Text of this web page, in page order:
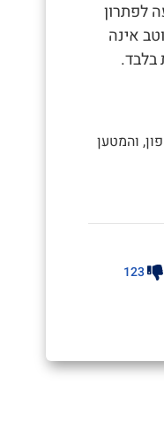
לפתרון
אינה
בלבד.
והמטען
123